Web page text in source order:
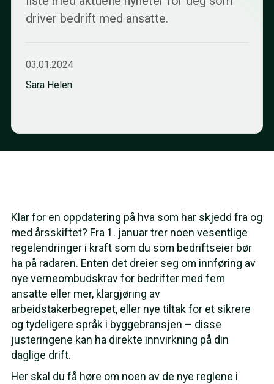
driver bedrift med ansatte.
03.01.2024
Sara Helen
Klar for en oppdatering på hva som har skjedd fra og
med årsskiftet? Fra 1. januar trer noen vesentlige
regelendringer i kraft som du som bedriftseier bør
ha på radaren. Enten det dreier seg om innføring av
nye verneombudskrav for bedrifter med fem
ansatte eller mer, klargjøring av
arbeidstakerbegrepet, eller nye tiltak for et sikrere
og tydeligere språk i byggebransjen – disse
justeringene kan ha direkte innvirkning på din
daglige drift.
Her skal du få høre om noen av de nye reglene i